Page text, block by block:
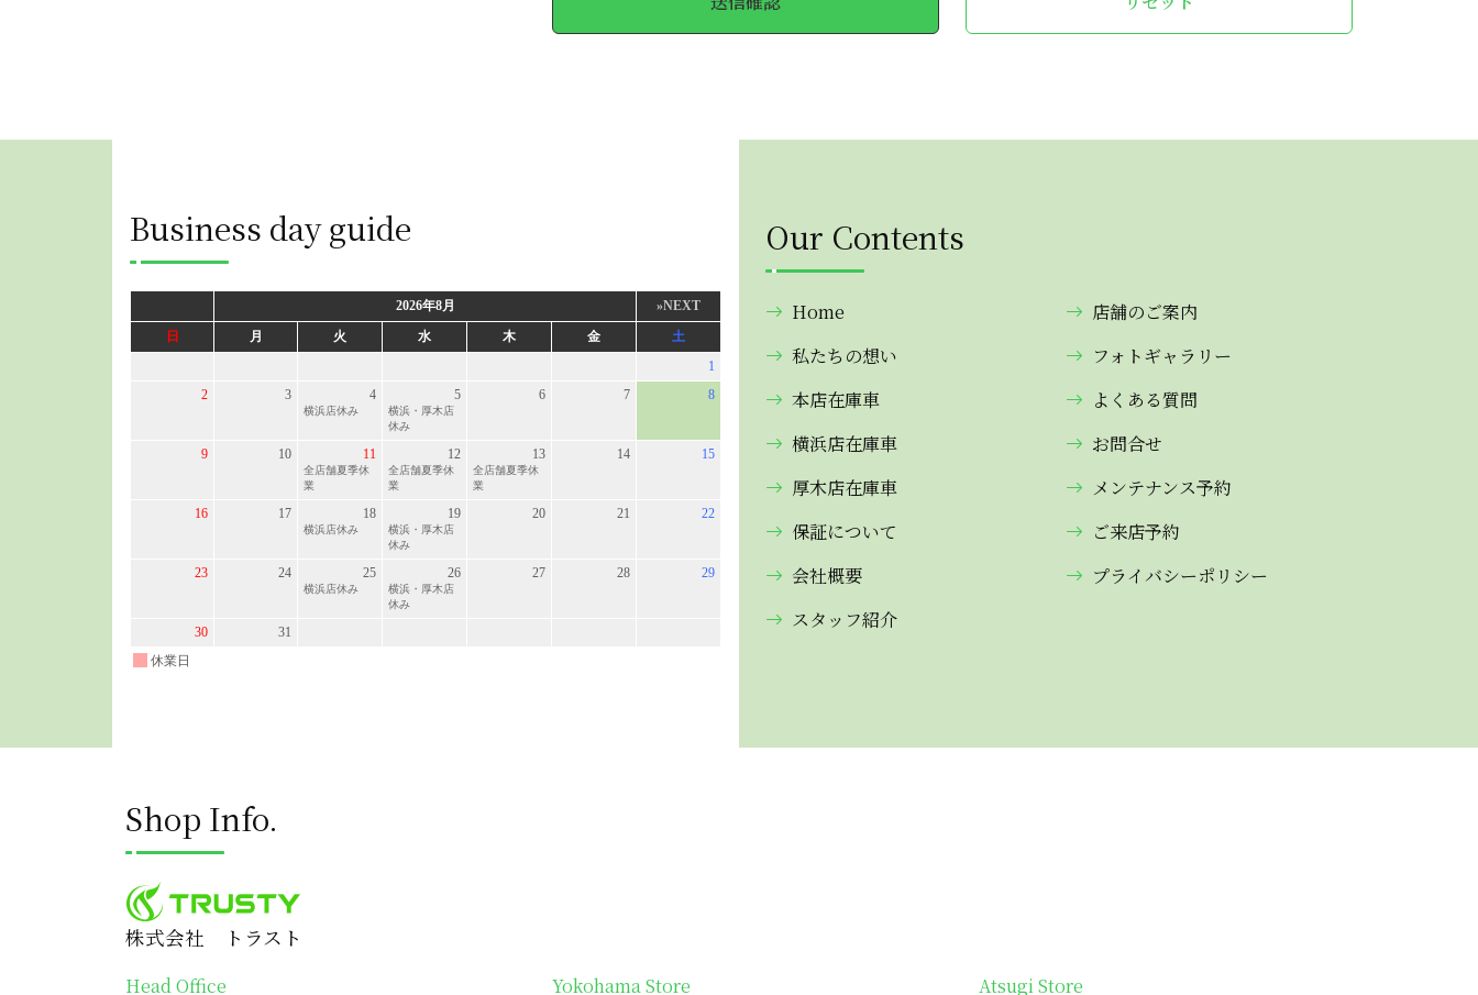
Business day guide Our Contents
Home
私たちの想い
本店在庫車
横浜店在庫車
厚木店在庫車
保証について
会社概要
スタッフ紹介
店舗のご案内
フォトギャラリー
よくある質問
お問合せ
メンテナンス予約
ご来店予約
プライバシーポリシー
Shop Info.
株式会社 トラスト
Head Office Yokohama Store Atsugi Store